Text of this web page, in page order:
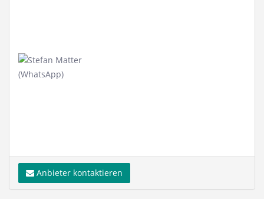
Anbieter kontaktieren